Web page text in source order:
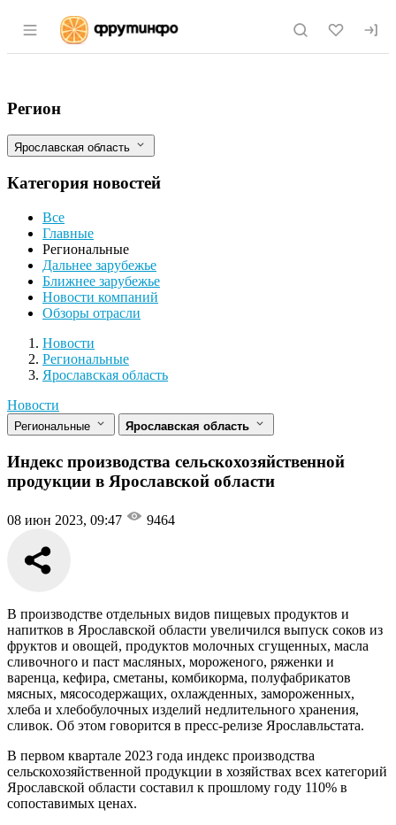
Раздел навигации по сайту fruitinfo.ru
Индекс производства
Фильтры
Регион
Ярославская область
Категория новостей
Все
Главные
Региональные
Дальнее зарубежье
Ближнее зарубежье
Новости компаний
Обзоры отрасли
Новости
Разделы
Новости
Региональные
Ярославская область
Новости
Региональные Ярославская область
Индекс производства сельскохозяйственной
продукции в Ярославской области
08 июн 2023, 09:47 9464
В производстве отдельных видов пищевых продуктов и
напитков в Ярославской области увеличился выпуск соков из
фруктов и овощей, продуктов молочных сгущенных, масла
сливочного и паст масляных, мороженого, ряженки и
варенца, кефира, сметаны, комбикорма, полуфабрикатов
мясных, мясосодержащих, охлажденных, замороженных,
хлеба и хлебобулочных изделий недлительного хранения,
сливок. Об этом говорится в пресс-релизе Ярославльстата.
В первом квартале 2023 года индекс производства
сельскохозяйственной продукции в хозяйствах всех категорий
Ярославской области составил к прошлому году 110% в
сопоставимых ценах.